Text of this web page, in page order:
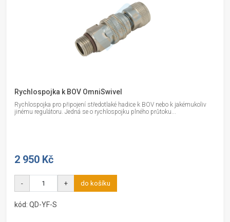
Rychlospojka k BOV OmniSwivel
Rychlospojka pro připojení středotlaké hadice k BOV nebo k jakémukoliv
jinému regulátoru. Jedná se o rychlospojku plného průtoku...
2 950 Kč
- + do košíku
kód: QD-YF-S